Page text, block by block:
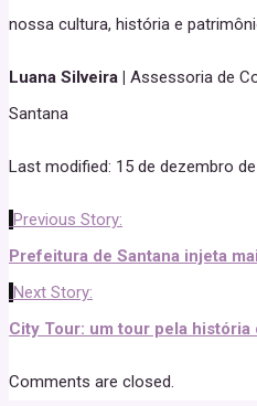
nossa cultura, história e
Luana Silveira | Assessoria de
Santana
Last modified: 15 de dezembro
Previous Story:
Prefeitura de Santana injeta
Next Story:
City Tour: um tour pela história
Comments are closed.